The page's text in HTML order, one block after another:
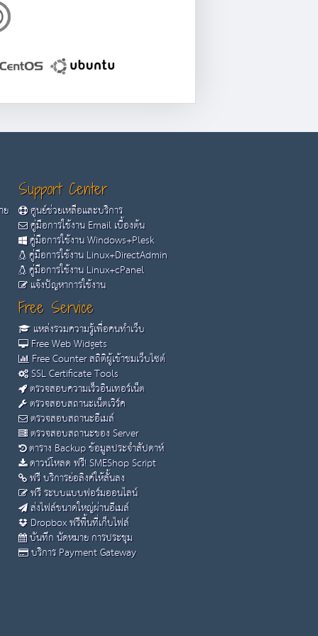
ย
Support Center
ศูนย์ช่วยเหลือและบริการ
คู่มือการใช้งาน Email เบื้องต้น
คู่มือการใช้งาน Windows+Plesk
คู่มือการใช้งาน Linux+DirectAdmin
คู่มือการใช้งาน Linux+cPanel
แจ้งปัญหาการใช้งาน
Free Service
แหล่งรวมความรู้เพื่อคนทำเว็บ
Free Web Widgets
Free Counter สถิติผู้เข้าชมเว็บไซต์
SSL Certificate Tools
ตรวจสอบความเร็วอินเทอร์เน็ต
ตรวจสอบสถานะเน็ตเวิร์ค
ตรวจสอบสถานะอีเมล์
ตรวจสอบสถานะของ Server
ตาราง Backup ข้อมูลประจำสัปดาห์
ดาวน์โหลด ฟรี! SMEShop Script
ฟรี บริการย่อลิงค์ให้สั้นลง
ฟรี ระบบแบบฟอร์มออนไลน์
ส่งไฟล์ขนาดใหญ่ผ่านอีเมล์
Dropbox ฟรีพื้นที่เก็บไฟล์
บันทึก นัดหมาย การประชุม
บริการ Payment Gateway